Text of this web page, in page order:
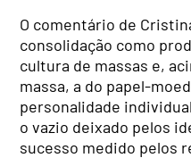
O comentário de
consolidação como
cultura de massas e,
massa, a do papel-
personalidade
o vazio deixado pelos
sucesso medido pelos